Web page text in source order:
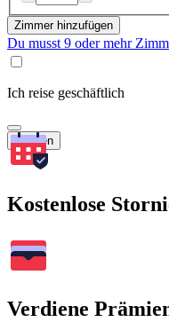
Zimmer hinzufügen
Du musst 9 oder mehr
Ich reise geschäftlich
Suchen
Kostenlose
Verdiene